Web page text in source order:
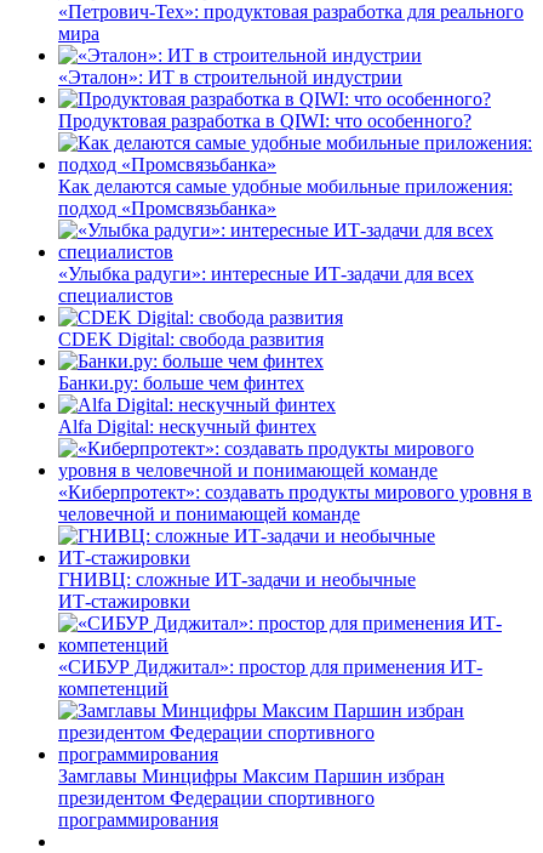
«Петрович-Тех»: продуктовая разработка для реального
мира
«Эталон»: ИТ в строительной индустрии
Продуктовая разработка в QIWI: что особенного?
Как делаются самые удобные мобильные приложения:
подход «Промсвязьбанка»
«Улыбка радуги»: интересные ИТ-задачи для всех
специалистов
CDEK Digital: свобода развития
Банки.ру: больше чем финтех
Alfa Digital: нескучный финтех
«Киберпротект»: создавать продукты мирового уровня в
человечной и понимающей команде
ГНИВЦ: сложные ИТ‑задачи и необычные
ИТ‑стажировки
«СИБУР Диджитал»: простор для применения ИТ-
компетенций
Замглавы Минцифры Максим Паршин избран
президентом Федерации спортивного
программирования